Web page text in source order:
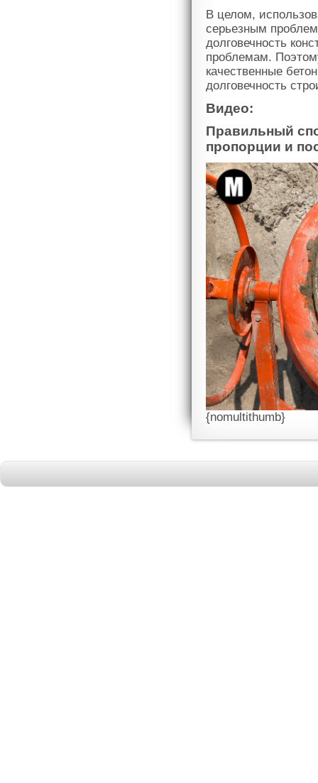
В целом,
серьезным
долговечность
проблемам.
качественные
долговечность
Видео:
Правильный
пропорции и
{nomultithumb}